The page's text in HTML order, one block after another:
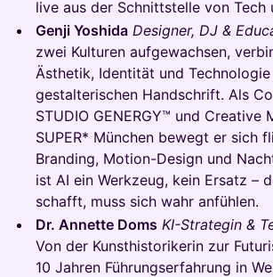
live aus der Schnittstelle von Tech
Genji Yoshida Designer, DJ &
zwei Kulturen aufgewachsen,
Ästhetik, Identität und
gestalterischen Handschrift. Als
STUDIO GENERGY™ und Creative
SUPER* München bewegt er sich
Branding, Motion-Design und
ist AI ein Werkzeug, kein Ersatz –
schafft, muss sich wahr anfühlen.
Dr. Annette Doms KI-Strategin &
Von der Kunsthistorikerin zur
10 Jahren Führungserfahrung in